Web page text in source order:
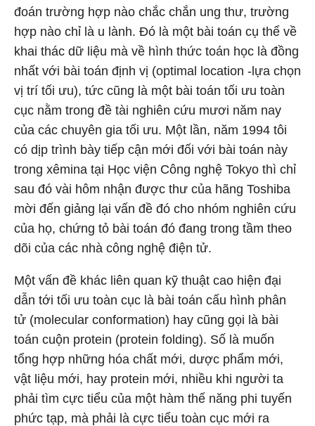
đoán trường hợp nào chắc chắn ung thư, trường
hợp nào chỉ là u lành. Đó là một bài toán cụ thể về
khai thác dữ liệu mà về hình thức toán học là đồng
nhất với bài toán định vị (optimal location -lựa chọn
vị trí tối ưu), tức cũng là một bài toán tối ưu toàn
cục nằm trong đề tài nghiên cứu mươi năm nay
của các chuyên gia tối ưu. Một lần, năm 1994 tôi
có dịp trình bày tiếp cận mới đối với bài toán này
trong xêmina tại Học viện Công nghệ Tokyo thì chỉ
sau đó vài hôm nhận được thư của hãng Toshiba
mời đến giảng lại vấn đề đó cho nhóm nghiên cứu
của họ, chứng tỏ bài toán đó đang trong tầm theo
dõi của các nhà công nghệ điện tử.
Một vấn đề khác liên quan kỹ thuật cao hiện đại
dẫn tới tối ưu toàn cục là bài toán cấu hình phân
tử (molecular conformation) hay cũng gọi là bài
toán cuộn protein (protein folding). Số là muốn
tổng hợp những hóa chất mới, dược phẩm mới,
vật liệu mới, hay protein mới, nhiều khi người ta
phải tìm cực tiểu của một hàm thế năng phi tuyến
phức tạp, mà phải là cực tiểu toàn cục mới ra